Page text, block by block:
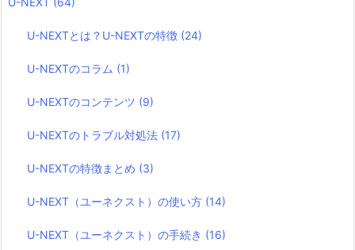
U-NEXTとは？U-NEXTの特徴 (24)
U-NEXTのコラム (1)
U-NEXTのコンテンツ (9)
U-NEXTのトラブル対処法 (17)
U-NEXTの特徴まとめ (3)
U-NEXT（ユーネクスト）の使い方 (14)
U-NEXT（ユーネクスト）の手続き (16)